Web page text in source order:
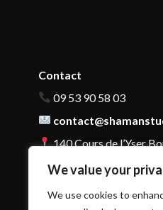
We value your
We use cookies to
Contact
09 53 90 58 03
140 Cours de l’Yser